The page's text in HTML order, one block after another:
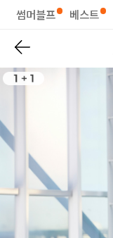
썸머블프 베스트